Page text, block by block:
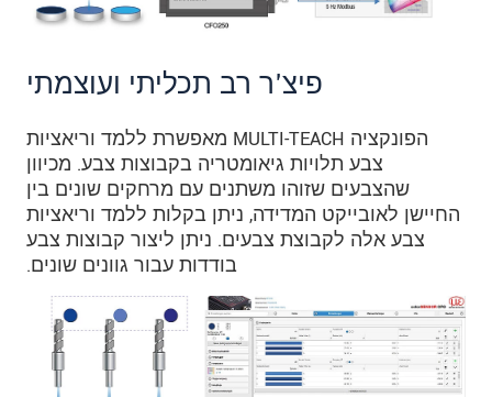
פיצ'ר רב תכליתי ועוצמתי
הפונקציה MULTI-TEACH מאפשרת ללמד וריאציות
צבע תלויות גיאומטריה בקבוצות צבע. מכיוון
שהצבעים שזוהו משתנים עם מרחקים שונים בין
החיישן לאובייקט המדידה, ניתן בקלות ללמד וריאציות
צבע אלה לקבוצת צבעים. ניתן ליצור קבוצות צבע
בודדות עבור גוונים שונים.